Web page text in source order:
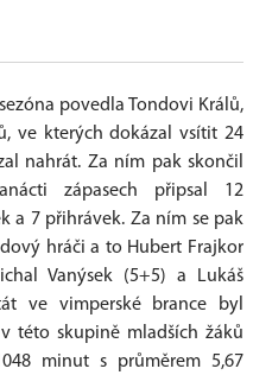
povedla Tondovi Králů,
ve kterých dokázal vsítit 24
nahrát. Za ním pak skončil
zápasech připsal 12
a 7 přihrávek. Za ním se pak
hráči a to Hubert Frajkor
Vanýsek (5+5) a Lukáš
ve vimperské brance byl
této skupině mladších žáků
minut s průměrem 5,67